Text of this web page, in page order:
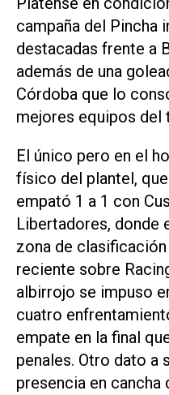
campaña del Pincha
destacadas frente a
además de una
Córdoba que lo
mejores equipos del
El único pero en el
físico del plantel,
empató 1 a 1 con
Libertadores, donde
zona de
reciente sobre
albirrojo se impuso
cuatro
empate en la final
penales. Otro dato a
presencia en